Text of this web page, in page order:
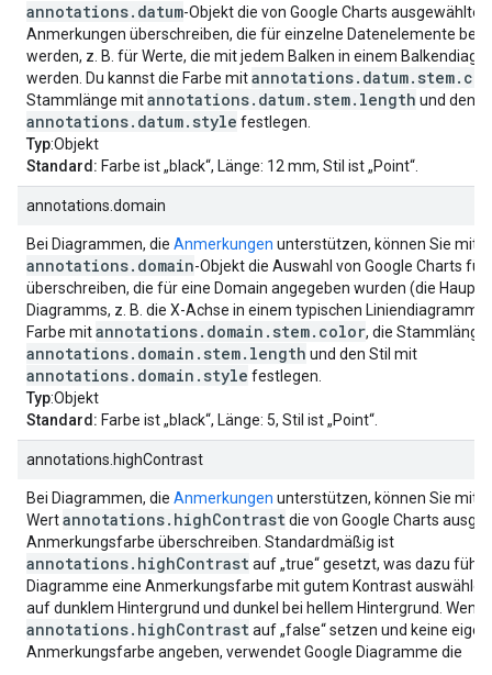
annotations.datum-Objekt die von Google Charts ausgewählte
Anmerkungen überschreiben, die für einzelne Datenelemente
werden, z. B. für Werte, die mit jedem Balken in einem
werden. Du kannst die Farbe mit
Stammlänge mitannotations.datum.stem.length und den
annotations.datum.style festlegen.
Typ:Objekt
Standard: Farbe ist „black“, Länge: 12 mm, Stil ist „Point“.
annotations.domain
Bei Diagrammen, die Anmerkungen unterstützen, können Sie mit
annotations.domain-Objekt die Auswahl von Google Charts
überschreiben, die für eine Domain angegeben wurden (die
Diagramms, z. B. die X-Achse in einem typischen Liniendiagramm).
Farbe mitannotations.domain.stem.color, die Stammlänge
annotations.domain.stem.length und den Stil mit
annotations.domain.style festlegen.
Typ:Objekt
Standard: Farbe ist „black“, Länge: 5, Stil ist „Point“.
annotations.highContrast
Bei Diagrammen, die Anmerkungen unterstützen, können Sie mit
Wertannotations.highContrastdie von Google Charts
Anmerkungsfarbe überschreiben. Standardmäßig ist
annotations.highContrastauf „true“ gesetzt, was dazu
Diagramme eine Anmerkungsfarbe mit gutem Kontrast
auf dunklem Hintergrund und dunkel bei hellem Hintergrund. Wenn
annotations.highContrastauf „false“ setzen und keine
Anmerkungsfarbe angeben, verwendet Google Diagramme die